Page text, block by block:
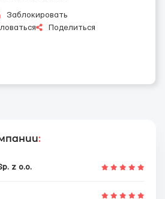
Заблокировать
Поделиться
:
z o.o.